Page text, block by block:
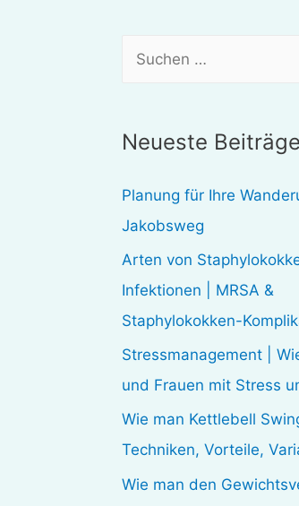
h
n
n
a
c
h
:
Neueste Beiträge
Planung für Ihre
Jakobsweg
Arten von
Infektionen | MRSA &
Staphylokokken-
Stressmanagement |
und Frauen mit Stress
Wie man Kettlebell
Techniken, Vorteile,
Wie man den